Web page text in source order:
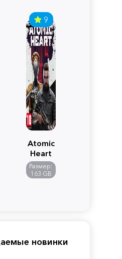
9
Atomic
Heart
Размер:
163 GB
новинки